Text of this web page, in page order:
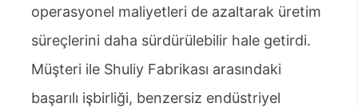
operasyonel maliyetleri de azaltarak üretim
süreçlerini daha sürdürülebilir hale getirdi.
Müşteri ile Shuliy Fabrikası arasındaki
başarılı işbirliği, benzersiz endüstriyel